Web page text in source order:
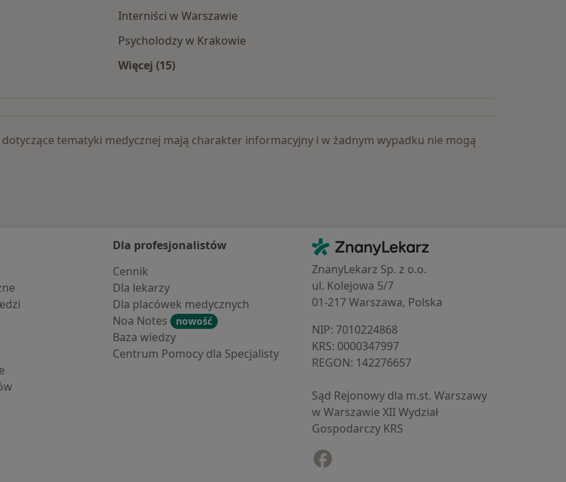
Interniści w Warszawie
Psycholodzy w Krakowie
Więcej (15)
tematyki medycznej mają charakter informacyjny i w żadnym wypadku nie mogą
Dla profesjonalistów
Cennik
Dla lekarzy
Dla placówek medycznych
Noa Notes
nowość
Baza wiedzy
Centrum Pomocy dla Specjalisty
Kontakt
ZnanyLekarz - Strona główna
ZnanyLekarz Sp. z o.o.
ul. Kolejowa 5/7
01-217 Warszawa, Polska
NIP: ⁠7010224868
KRS: ⁠0000347997
REGON: ⁠142276657
Sąd Rejonowy dla m.st. Warszawy
w Warszawie XII Wydział
Gospodarczy KRS